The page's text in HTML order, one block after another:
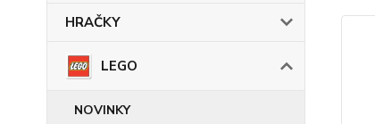
HRAČKY
LEGO
NOVINKY